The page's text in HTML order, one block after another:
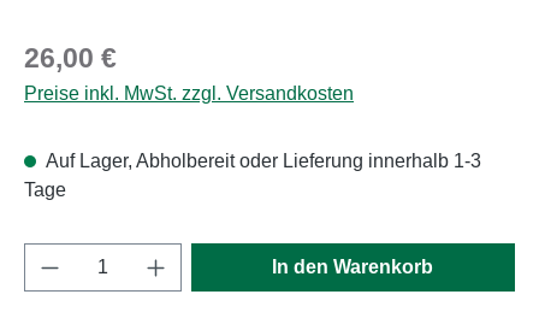
Regulärer Preis:
26,00 €
Preise inkl. MwSt. zzgl. Versandkosten
Auf Lager, Abholbereit oder Lieferung innerhalb 1-3
Tage
Produkt Anzahl: Gib den gewünschten
In den Warenkorb